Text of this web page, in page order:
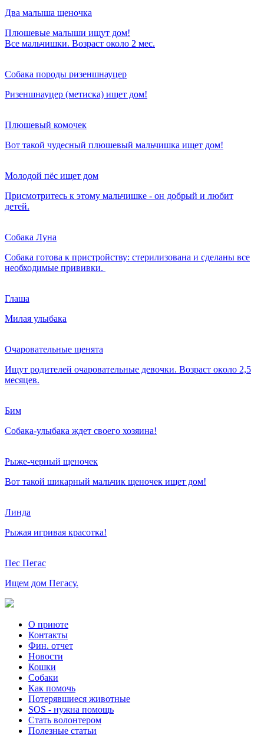
Два малыша щеночка
Плюшевые малыши ищут дом!
Все мальчишки. Возраст около 2 мес.
Собака породы ризеншнауцер
Ризеншнауцер (метиска) ищет дом!
Плюшевый комочек
Вот такой чудесный плюшевый мальчишка ищет дом!
Молодой пёс ищет дом
Присмотритесь к этому мальчишке - он добрый и любит
детей.
Собака Луна
Собака готова к пристройству: стерилизована и сделаны все
необходимые прививки.
Глаша
Милая улыбака
Очаровательные щенята
Ищут pодителeй очаровательные девочки. Возраст окoло 2,5
месяцев.
Бим
Собака-улыбака ждет своего хозяина!
Рыже-черный щеночек
Вот такой шикарный мальчик щеночек ищет дом!
Линда
Рыжая игривая красотка!
Пес Пегас
Ищем дом Пегасу.
О приюте
Контакты
Фин. отчет
Новости
Кошки
Собаки
Как помочь
Потерявшиеся животные
SOS - нужна помощь
Стать волонтером
Полезные статьи